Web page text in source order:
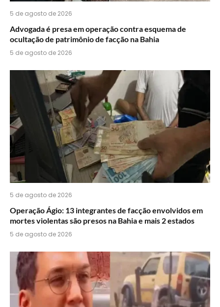
5 de agosto de 2026
Advogada é presa em operação contra esquema de
ocultação de patrimônio de facção na Bahia
5 de agosto de 2026
5 de agosto de 2026
Operação Ágio: 13 integrantes de facção envolvidos em
mortes violentas são presos na Bahia e mais 2 estados
5 de agosto de 2026